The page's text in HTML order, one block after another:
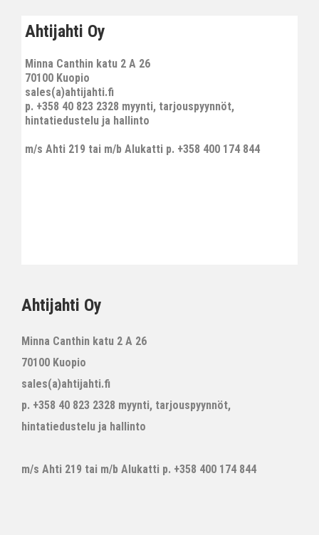
Ahtijahti Oy
Minna Canthin katu 2 A 26
70100 Kuopio
sales(a)ahtijahti.fi
p. +358 40 823 2328 myynti, tarjouspyynnöt,
hintatiedustelu ja hallinto
m/s Ahti 219 tai m/b Alukatti p. +358 400 174 844
Ahtijahti Oy
Minna Canthin katu 2 A 26
70100 Kuopio
sales(a)ahtijahti.fi
p. +358 40 823 2328 myynti, tarjouspyynnöt,
hintatiedustelu ja hallinto
m/s Ahti 219 tai m/b Alukatti p. +358 400 174 844